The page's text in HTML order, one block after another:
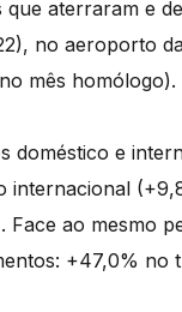
aterraram e
no aeroporto
mês homólogo).
doméstico e
ao mesmo
+47,0%